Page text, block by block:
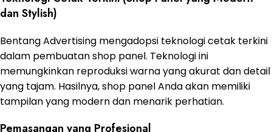
dan Stylish)
Bentang Advertising mengadopsi teknologi cetak terkini
dalam pembuatan shop panel. Teknologi ini
memungkinkan reproduksi warna yang akurat dan detail
yang tajam. Hasilnya, shop panel Anda akan memiliki
tampilan yang modern dan menarik perhatian.
Pemasangan yang Profesional